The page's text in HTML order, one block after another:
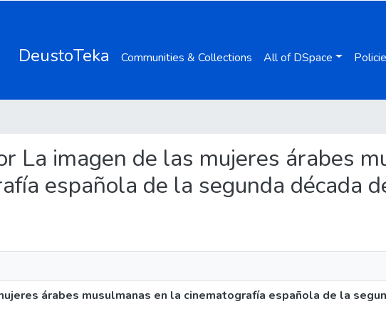
DeustoTeka Communities & Collections All of DSpace
La imagen de las mujeres árabes
española de la segunda década
árabes musulmanas en la cinematografía española de la